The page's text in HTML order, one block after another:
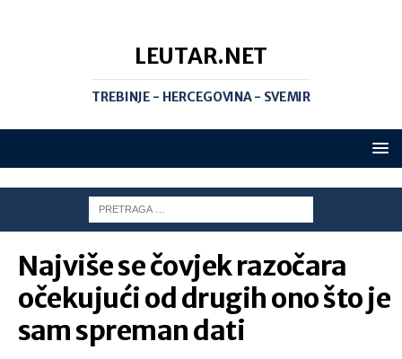
LEUTAR.NET
TREBINJE - HERCEGOVINA - SVEMIR
Najviše se čovjek razočara
očekujući od drugih ono što je
sam spreman dati